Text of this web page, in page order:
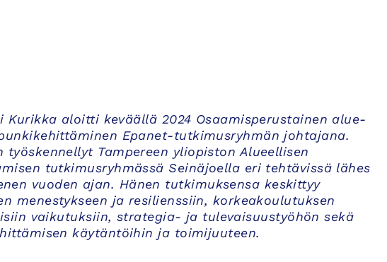
Kurikka aloitti keväällä 2024 Osaamisperustainen alue-
Epanet-tutkimusryhmän johtajana.
työskennellyt Tampereen yliopiston Alueellisen
tutkimusryhmässä Seinäjoella eri tehtävissä lähes
vuoden ajan. Hänen tutkimuksensa keskittyy
menestykseen ja resilienssiin, korkeakoulutuksen
vaikutuksiin, strategia- ja tulevaisuustyöhön sekä
käytäntöihin ja toimijuuteen.